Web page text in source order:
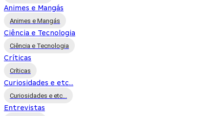
Animes e Mangás
Animes e Mangás
Ciência e Tecnologia
Ciência e Tecnologia
Críticas
Críticas
Curiosidades e etc...
Curiosidades e etc...
Entrevistas